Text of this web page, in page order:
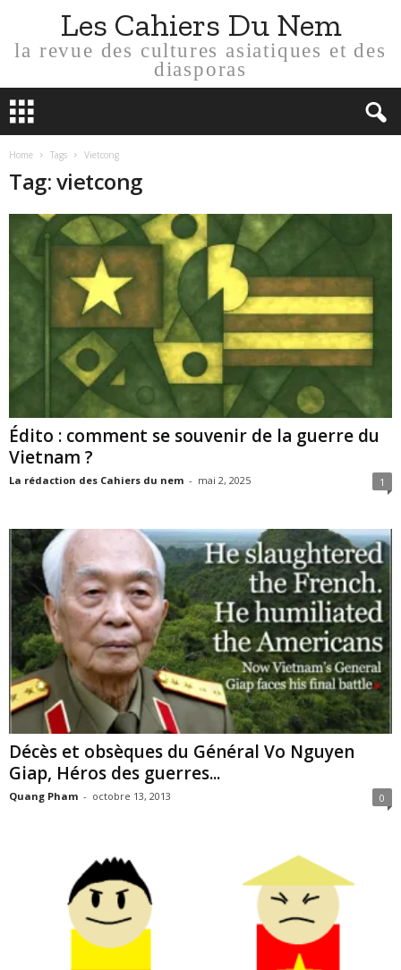
Les Cahiers Du Nem
la revue des cultures asiatiques et des
diasporas
Home Tags Vietcong
Tag: vietcong
Édito : comment se souvenir de la guerre du
Vietnam ?
La rédaction des Cahiers du nem - mai 2, 2025 1
Décès et obsèques du Général Vo Nguyen
Giap, Héros des guerres...
Quang Pham - octobre 13, 2013 0